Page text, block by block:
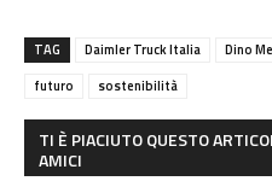
TAG Daimler Truck Italia Dino
futuro
sostenibilità
TI È PIACIUTO QUESTO
AMICI